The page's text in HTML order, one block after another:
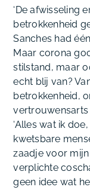
‘De afwisseling
betrokkenheid
Sanches had
Maar corona
stilstand, maar
echt blij van?
betrokkenheid,
vertrouwensarts
‘Alles wat ik
kwetsbare
zaadje voor
verplichte
geen idee wat